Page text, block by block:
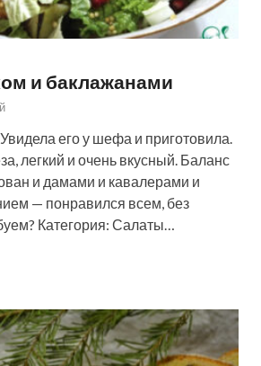
и баклажанами
его у шефа и приготовила.
легкий и очень вкусный. Баланс
и дамами и кавалерами и
— понравился всем, без
Категория: Салаты…